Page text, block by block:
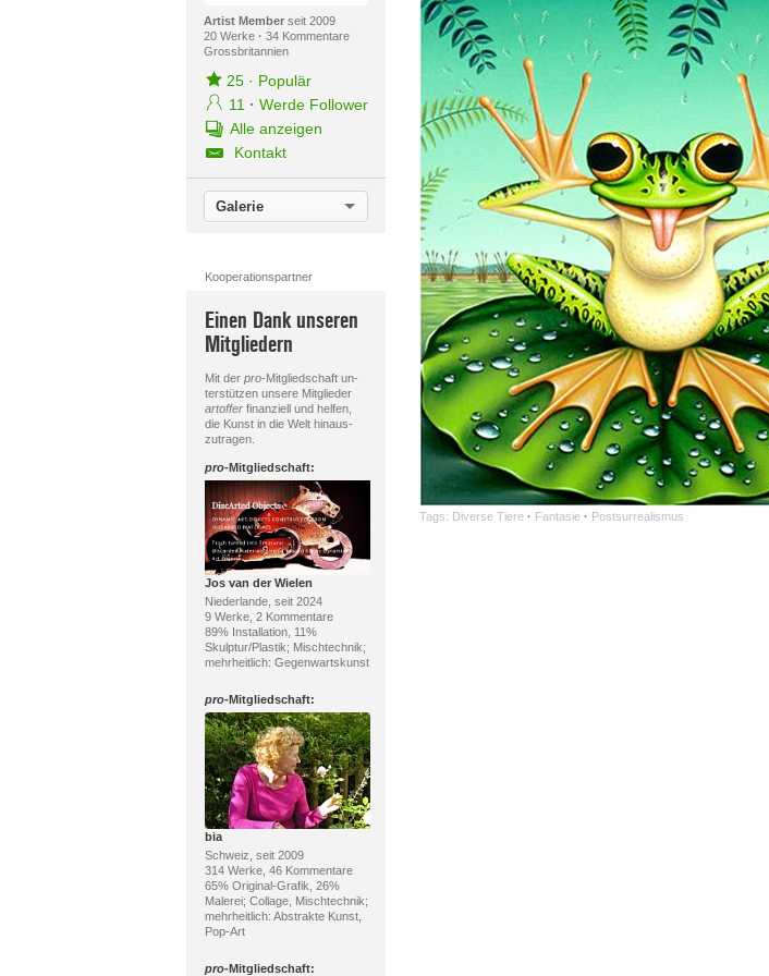
Artist Memberseit 2009
20 Werke · 34 Kommentare
Grossbritannien
25· Populär
11 · Werde Follower
Alle anzeigen
Kontakt
Galerie
Kooperationspartner
Einen Dank unseren
Mitgliedern
Mit der pro-Mitgliedschaft un-
terstützen unsere Mitglieder
artofferfinanziell und helfen,
die Kunst in die Welt hinaus-
zutragen.
pro-Mitgliedschaft:
Jos van der Wielen
Niederlande, seit 2024
9 Werke, 2 Kommentare
89% Installation, 11%
Skulptur/Plastik; Mischtechnik;
mehrheitlich: Gegenwartskunst
pro-Mitgliedschaft:
bia
Schweiz, seit 2009
314 Werke, 46 Kommentare
65% Original-Grafik, 26%
Malerei; Collage, Mischtechnik;
mehrheitlich: Abstrakte Kunst,
Pop-Art
pro-Mitgliedschaft:
Tags: Diverse Tiere · Fantasie · Postsurrealismus